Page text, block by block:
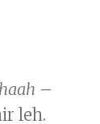
–
leh.